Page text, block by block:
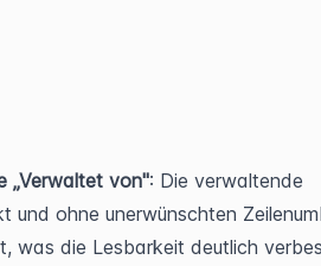
„Verwaltet von": Die verwaltende
und ohne unerwünschten
was die Lesbarkeit deutlich